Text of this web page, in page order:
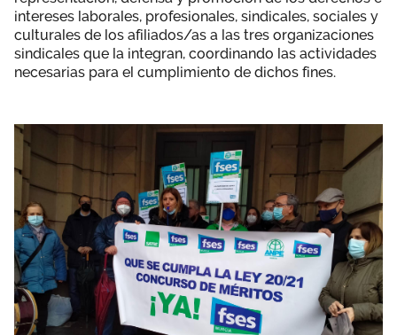
intereses laborales, profesionales, sindicales, sociales y
culturales de los afiliados/as a las tres organizaciones
sindicales que la integran, coordinando las actividades
necesarias para el cumplimiento de dichos fines.